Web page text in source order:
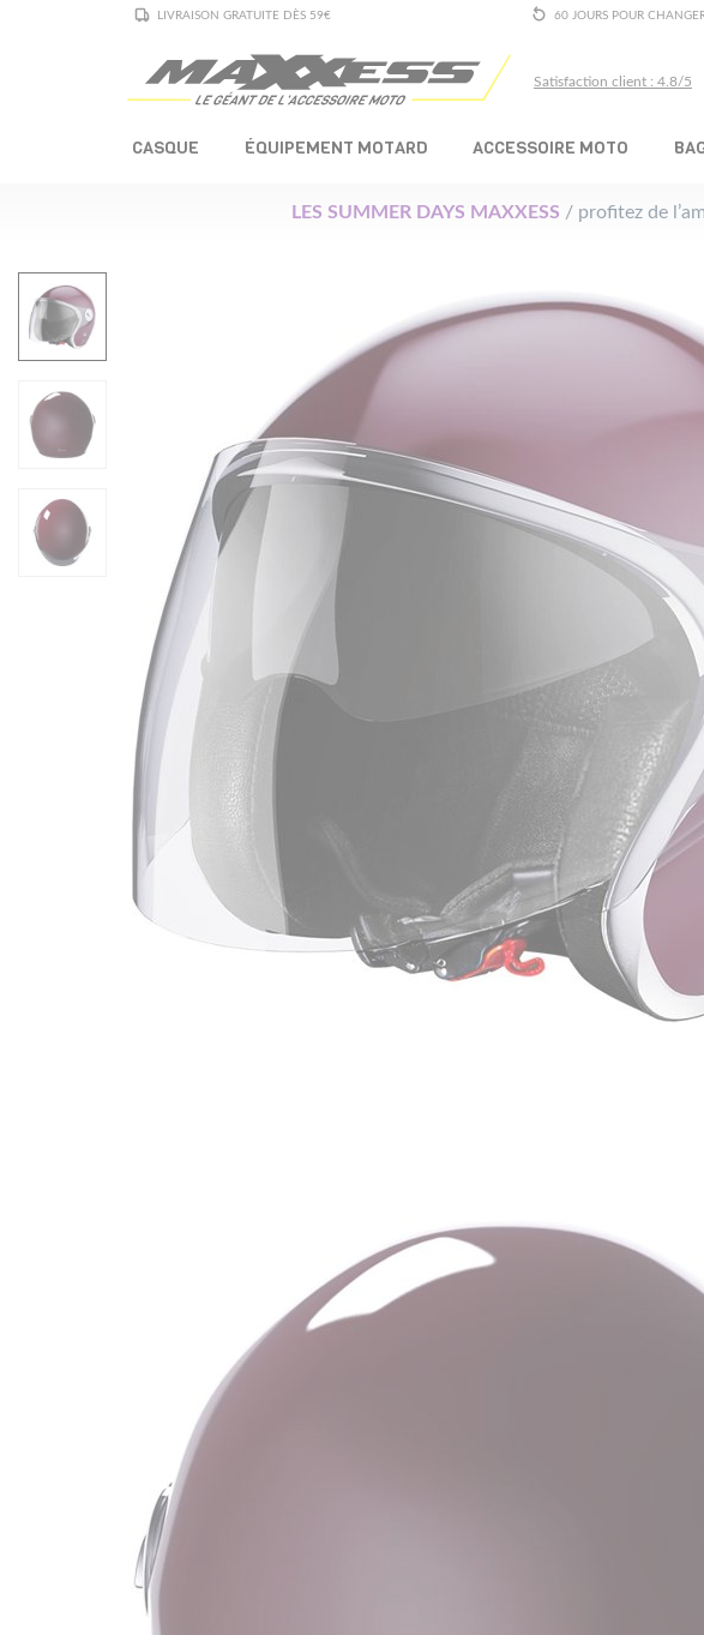
LIVRAISON GRATUITE DÈS 59€ 60 JOURS POUR
Satisfaction client : 4.8/5
CASQUE ÉQUIPEMENT MOTARD ACCESSOIRE MOTO
LES SUMMER DAYS MAXXESS / profitez de